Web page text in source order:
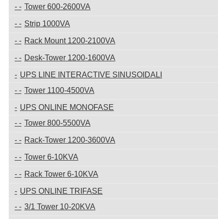
Tower 600-2600VA
Strip 1000VA
Rack Mount 1200-2100VA
Desk-Tower 1200-1600VA
UPS LINE INTERACTIVE SINUSOIDALI
Tower 1100-4500VA
UPS ONLINE MONOFASE
Tower 800-5500VA
Rack-Tower 1200-3600VA
Tower 6-10KVA
Rack Tower 6-10KVA
UPS ONLINE TRIFASE
3/1 Tower 10-20KVA